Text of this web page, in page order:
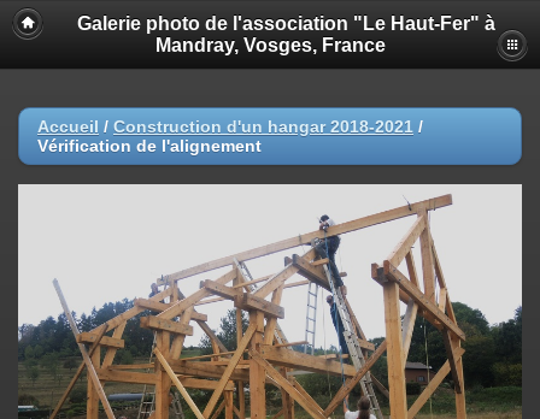
Galerie photo de l'association "Le Haut-Fer" à
Mandray, Vosges, France
Accueil / Construction d'un hangar 2018-2021 /
Vérification de l'alignement